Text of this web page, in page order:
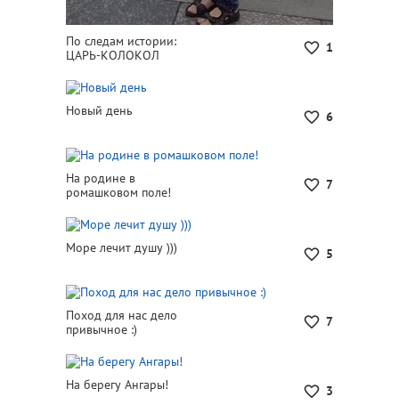
1
По следам истории:
ЦАРЬ-КОЛОКОЛ
6
Новый день
7
На родине в
ромашковом поле!
5
Море лечит душу )))
7
Поход для нас дело
привычное :)
3
На берегу Ангары!